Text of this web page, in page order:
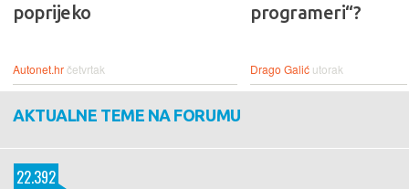
poprijeko
Autonet.hrčetvrtak
programeri“?
Drago Galić utorak
AKTUALNE TEME NA FORUMU
22.392